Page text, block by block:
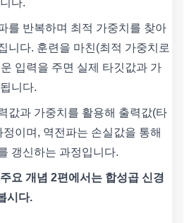
다.
를 반복하며 최적 가중치를 찾아
니다. 훈련을 마친(최적 가중치로
입력을 주면 실제 타깃값과 가
니다.
값과 가중치를 활용해 출력값(타
이며, 역전파는 손실값을 통해
갱신하는 과정입니다.
요 개념 2편에서는 합성곱 신경
시다.